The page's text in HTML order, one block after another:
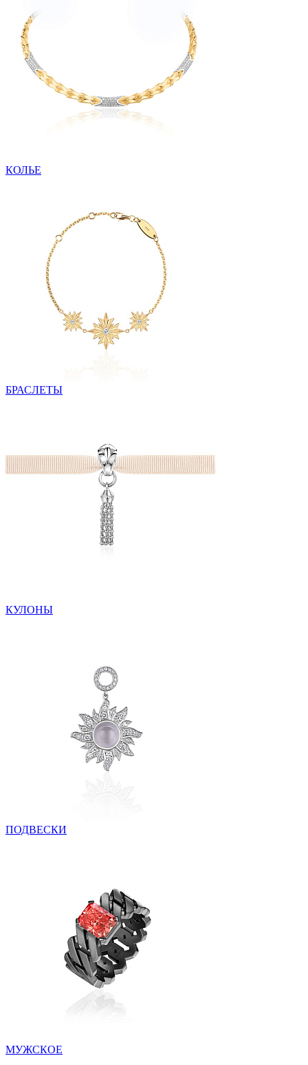
КОЛЬЕ
БРАСЛЕТЫ
КУЛОНЫ
ПОДВЕСКИ
МУЖСКОЕ